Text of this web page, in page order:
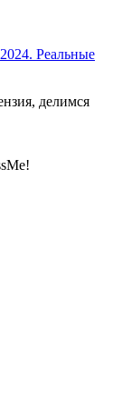
Реальные
делимся